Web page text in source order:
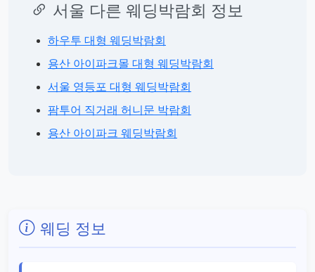
서울 다른 웨딩박람회 정보
하우투 대형 웨딩박람회
용산 아이파크몰 대형 웨딩박람회
서울 영등포 대형 웨딩박람회
팜투어 직거래 허니문 박람회
용산 아이파크 웨딩박람회
웨딩 정보